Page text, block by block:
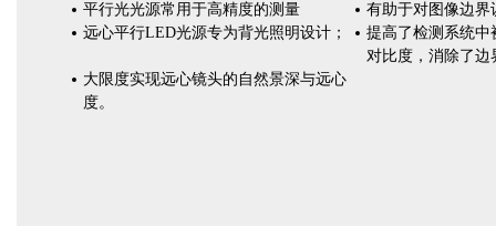
平行光光源常用于高精度的测量
有助于对图像边界
远心平行LED光源专为背光照明设计；
提高了检测系统中
对比度，消除了边
大限度实现远心镜头的自然景深与远心
度。